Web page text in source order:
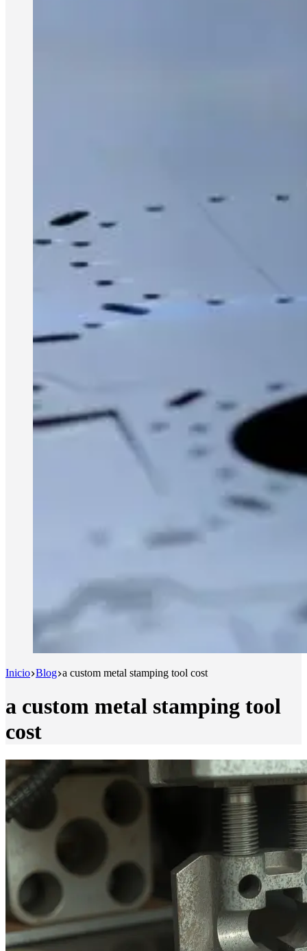
Inicio Blog a custom metal stamping tool cost
a custom metal stamping tool
cost